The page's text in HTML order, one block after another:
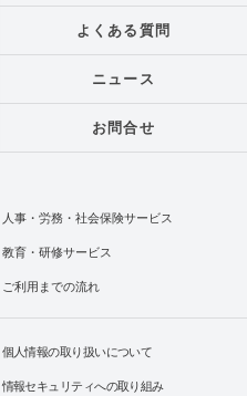
よくある質問
ニュース
お問合せ
人事・労務・社会保険サービス
教育・研修サービス
ご利用までの流れ
個人情報の取り扱いについて
情報セキュリティへの取り組み